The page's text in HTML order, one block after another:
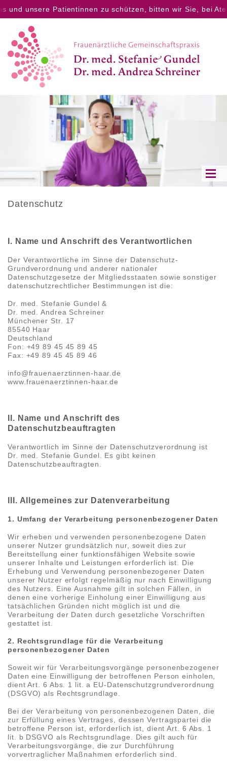
unsere Patientinnen zu schützen, bitten wir Sie, bei
Datenschutz
I. Name und Anschrift des Verantwortlichen
Der Verantwortliche im Sinne der Datenschutz-
Grundverordnung und anderer nationaler
Datenschutzgesetze der Mitgliedsstaaten sowie sonstiger
datenschutzrechtlicher Bestimmungen ist die:
Dr. med. Stefanie Gundel &
Dr. med. Andrea Schreiner
Münchener Str. 17
85540 Haar
Deutschland
Fon: +49 89 45 45 89 45
Fax: +49 89 45 45 89 46
info@frauenaerztinnen-haar.de
www.frauenaerztinnen-haar.de
II. Name und Anschrift des
Datenschutzbeauftragten
Verantwortlich im Sinne der Datenschutzverordnung ist
Dr. med. Stefanie Gundel. Es gibt keinen
Datenschutzbeauftragten.
III. Allgemeines zur Datenverarbeitung
1. Umfang der Verarbeitung personenbezogener Daten
Wir erheben und verwenden personenbezogene Daten
unserer Nutzer grundsätzlich nur, soweit dies zur
Bereitstellung einer funktionsfähigen Website sowie
unserer Inhalte und Leistungen erforderlich ist. Die
Erhebung und Verwendung personenbezogener Daten
unserer Nutzer erfolgt regelmäßig nur nach Einwilligung
des Nutzers. Eine Ausnahme gilt in solchen Fällen, in
denen eine vorherige Einholung einer Einwilligung aus
tatsächlichen Gründen nicht möglich ist und die
Verarbeitung der Daten durch gesetzliche Vorschriften
gestattet ist.
2. Rechtsgrundlage für die Verarbeitung
personenbezogener Daten
Soweit wir für Verarbeitungsvorgänge personenbezogener
Daten eine Einwilligung der betroffenen Person einholen,
dient Art. 6 Abs. 1 lit. a EU-Datenschutzgrundverordnung
(DSGVO) als Rechtsgrundlage.
Bei der Verarbeitung von personenbezogenen Daten, die
zur Erfüllung eines Vertrages, dessen Vertragspartei die
betroffene Person ist, erforderlich ist, dient Art. 6 Abs. 1
lit. b DSGVO als Rechtsgrundlage. Dies gilt auch für
Verarbeitungsvorgänge, die zur Durchführung
vorvertraglicher Maßnahmen erforderlich sind.